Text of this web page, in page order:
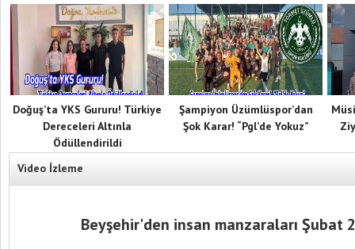
Doğuş’ta YKS Gururu! Türkiye
Dereceleri Altınla
Ödüllendirildi
Şampiyon Üzümlüspor’dan
Şok Karar! “Pgl’de Yokuz”
Video İzleme
Beyşehir'den insan manzaraları Şubat